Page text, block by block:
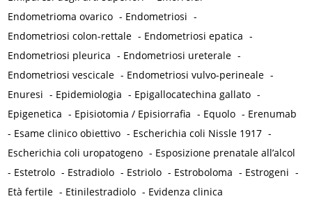
Endometrioma ovarico - Endometriosi -
Endometriosi colon-rettale - Endometriosi epatica -
Endometriosi pleurica - Endometriosi ureterale -
Endometriosi vescicale - Endometriosi vulvo-perineale -
Enuresi - Epidemiologia - Epigallocatechina gallato -
Epigenetica - Episiotomia / Episiorrafia - Equolo - Erenumab
- Esame clinico obiettivo - Escherichia coli Nissle 1917 -
Escherichia coli uropatogeno - Esposizione prenatale all’alcol
- Estetrolo - Estradiolo - Estriolo - Estroboloma - Estrogeni -
Età fertile - Etinilestradiolo - Evidenza clinica